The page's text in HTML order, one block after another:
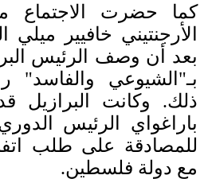
كما حضرت الاجتماع
الأرجنتيني خافيير
بعد أن وصف الرئيس
بـ"الشيوعي والفاسد"
ذلك. وكانت البرازيل
باراغواي الرئيس
للمصادقة على طلب
مع دولة فلسطين.